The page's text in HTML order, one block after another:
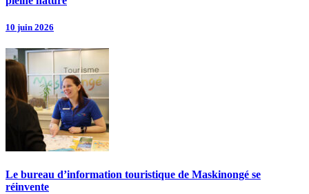
10 juin 2026
Le bureau d’information touristique de Maskinongé se
réinvente